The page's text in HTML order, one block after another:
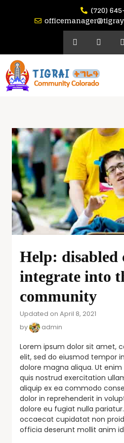
(720)
Help: disabled
integrate into
community
Updated on April 8, 2021
by
admin
Lorem ipsum dolor sit amet,
elit, sed do eiusmod tempor
dolore magna aliqua. Ut
quis nostrud exercitation
aliquip ex ea commodo
dolor in reprehenderit in
dolore eu fugiat nulla
occaecat cupidatat non
officia deserunt mollit anim